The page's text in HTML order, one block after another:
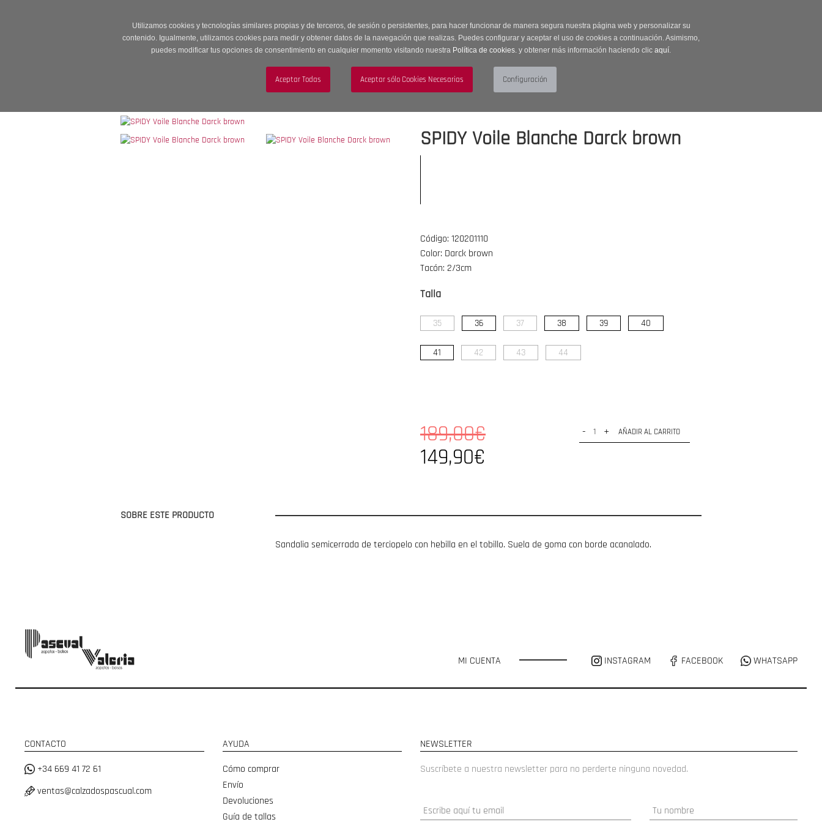
Utilizamos cookies y tecnologías similares propias y de terceros, de sesión o persistentes, para hacer funcionar de manera segura nuestra página web y personalizar su
contenido. Igualmente, utilizamos cookies para medir y obtener datos de la navegación que realizas. Puedes configurar y aceptar el uso de cookies a continuación. Asimismo,
puedes modificar tus opciones de consentimiento en cualquier momento visitando nuestra Política de cookies. y obtener más información haciendo clic aquí.
MUJER HOMBRE ACCESORIOS
SPIDY Voile Blanche Darck brown
Código: 120201110
Color: Darck brown
Tacón: 2/3cm
Talla
35 36 37 38 39 40
41 42 43 44
189,00€
149,90€
- + AÑADIR AL CARRITO
SOBRE ESTE PRODUCTO
Sandalia semicerrada de terciopelo con hebilla en el tobillo. Suela de goma con borde acanalado.
MI CUENTA INSTAGRAM FACEBOOK WHATSAPP
CONTACTO
+34 669 41 72 61
ventas@calzadospascual.com
AYUDA
Cómo comprar
Envío
Devoluciones
Guía de tallas
NEWSLETTER
Suscríbete a nuestra newsletter para no perderte ninguna novedad.